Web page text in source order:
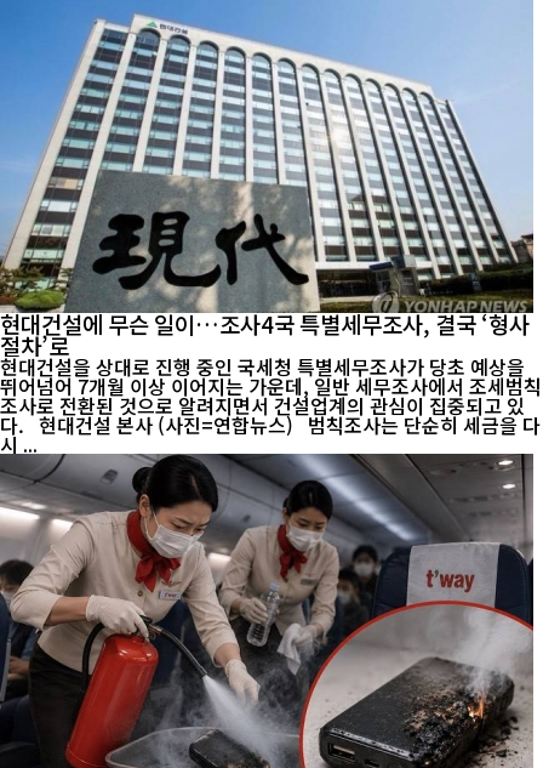
현대건설에 무슨 일이…조사4국 특별세무조사, 결국 ‘형사
절차’로
현대건설을 상대로 진행 중인 국세청 특별세무조사가 당초 예상을
뛰어넘어 7개월 이상 이어지는 가운데, 일반 세무조사에서 조세범칙
조사로 전환된 것으로 알려지면서 건설업계의 관심이 집중되고 있
다. 현대건설 본사 (사진=연합뉴스) 범칙조사는 단순히 세금을 다
시 ...